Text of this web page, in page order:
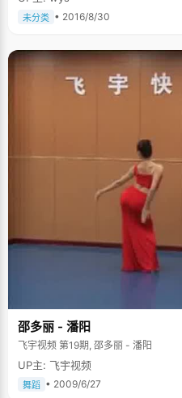
未分类 • 2016/8/30
邵多丽 - 潘阳
飞宇视频 第19期, 邵多丽 - 潘阳
UP主: 飞宇视频
舞蹈 • 2009/6/27